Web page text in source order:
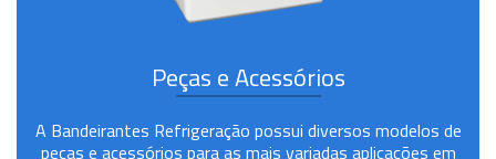
Peças e Acessórios
A Bandeirantes Refrigeração possui diversos modelos de
peças e acessórios para as mais variadas aplicações em